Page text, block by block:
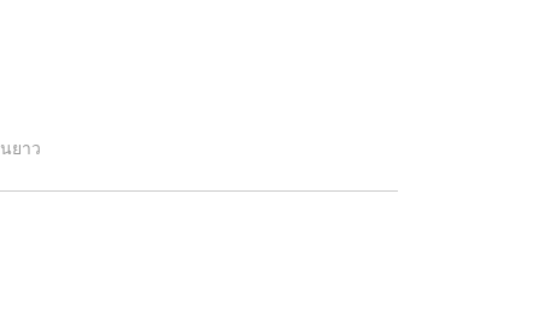
ยาว